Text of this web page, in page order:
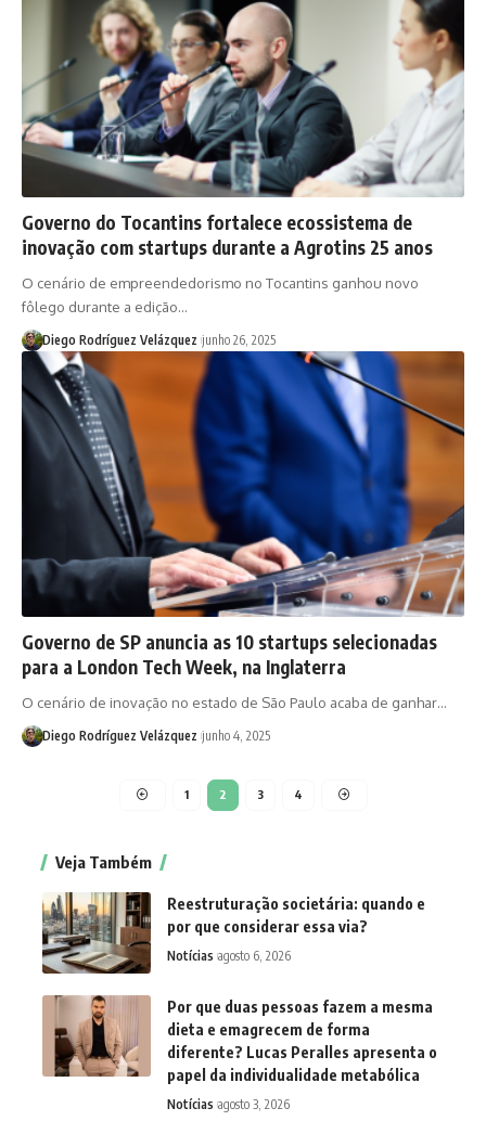
Governo do Tocantins fortalece ecossistema de
inovação com startups durante a Agrotins 25 anos
O cenário de empreendedorismo no Tocantins ganhou novo
fôlego durante a edição…
Diego Rodríguez Velázquez junho 26, 2025
Governo de SP anuncia as 10 startups selecionadas
para a London Tech Week, na Inglaterra
O cenário de inovação no estado de São Paulo acaba de ganhar…
Diego Rodríguez Velázquez junho 4, 2025
1 2 3 4
Veja Também
Reestruturação societária: quando e
por que considerar essa via?
Notícias agosto 6, 2026
Por que duas pessoas fazem a mesma
dieta e emagrecem de forma
diferente? Lucas Peralles apresenta o
papel da individualidade metabólica
Notícias agosto 3, 2026